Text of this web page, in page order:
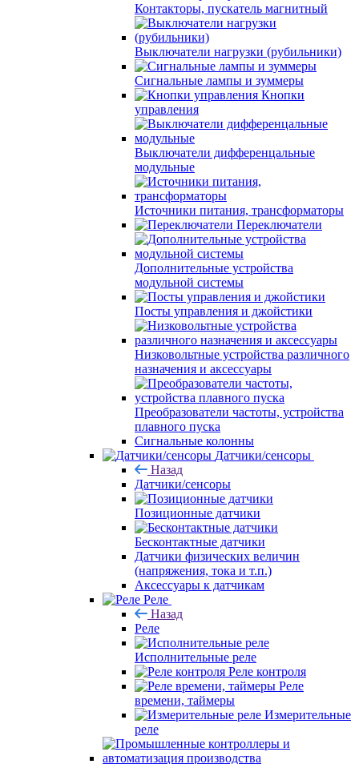
Контакторы, пускатель магнитный
Выключатели нагрузки (рубильники)
Сигнальные лампы и зуммеры
Кнопки
управления
Выключатели дифференцальные
модульные
Источники питания, трансформаторы
Переключатели
Дополнительные устройства
модульной системы
Посты управления и джойстики
Низковольтные устройства различного
назначения и аксессуары
Преобразователи частоты, устройства
плавного пуска
Сигнальные колонны
Датчики/сенсоры
Назад
Датчики/сенсоры
Позиционные датчики
Бесконтактные датчики
Датчики физических величин
(напряжения, тока и т.п.)
Аксессуары к датчикам
Реле
Назад
Реле
Исполнительные реле
Реле контроля
Реле
времени, таймеры
Измерительные
реле